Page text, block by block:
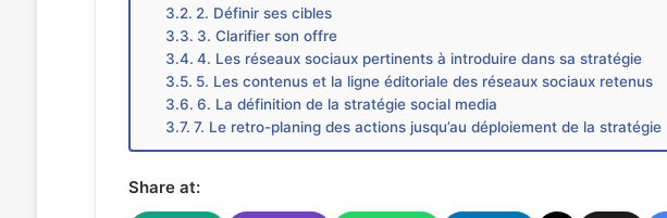
2. Définir ses cibles
3. Clarifier son offre
4. Les réseaux sociaux pertinents à introduire dans sa stratégie
5. Les contenus et la ligne éditoriale des réseaux sociaux retenus
6. La définition de la stratégie social media
7. Le retro-planing des actions jusqu’au déploiement de la stratégie
Share at: